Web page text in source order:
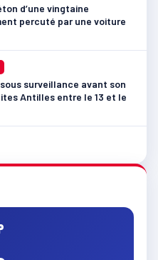
d’une vingtaine
percuté par une voiture
surveillance avant son
Antilles entre le 13 et le